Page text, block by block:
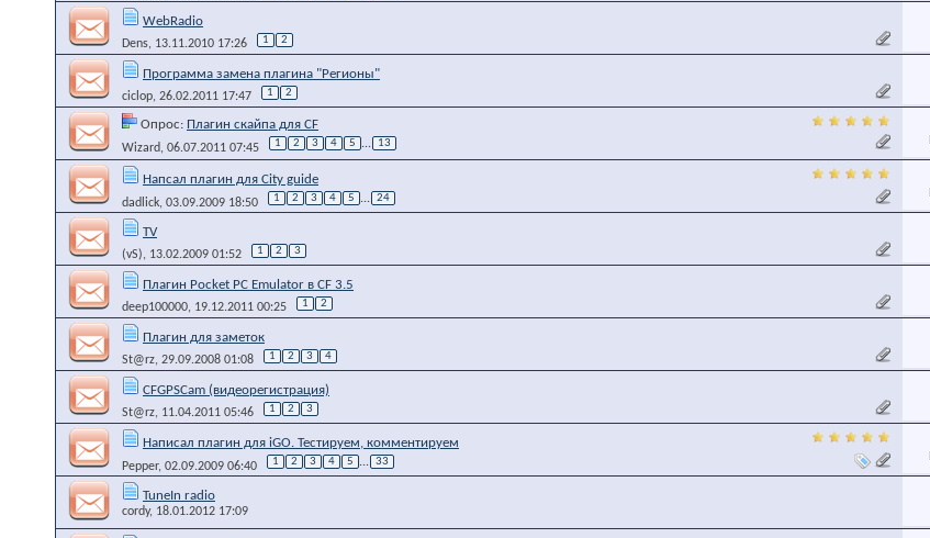
WebRadio
Dens, 13.11.2010 17:26 1 2
Программа замена плагина "Регионы"
ciclop, 26.02.2011 17:47 1 2
Опрос: Плагин скайпа для CF
Wizard, 06.07.2011 07:45 1 2 3 4 5 ... 13
Напсал плагин для Сity guide
dadlick, 03.09.2009 18:50 1 2 3 4 5 ... 24
TV
(vS), 13.02.2009 01:52 1 2 3
Плагин Pocket PC Emulator в CF 3.5
deep100000, 19.12.2011 00:25 1 2
Плагин для заметок
St@rz, 29.09.2008 01:08 1 2 3 4
CFGPSCam (видеорегистрация)
St@rz, 11.04.2011 05:46 1 2 3
Написал плагин для iGO. Тестируем, комментируем
Pepper, 02.09.2009 06:40 1 2 3 4 5 ... 33
TuneIn radio
cordy, 18.01.2012 17:09